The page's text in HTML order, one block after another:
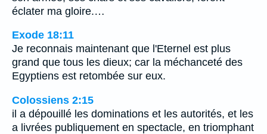
éclater ma gloire.…
Exode 18:11
Je reconnais maintenant que l'Eternel est plus
grand que tous les dieux; car la méchanceté des
Egyptiens est retombée sur eux.
Colossiens 2:15
il a dépouillé les dominations et les autorités, et les
a livrées publiquement en spectacle, en triomphant